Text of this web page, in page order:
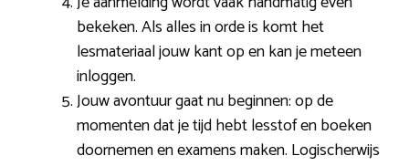
bekeken. Als alles in orde is komt het
lesmateriaal jouw kant op en kan je meteen
inloggen.
Jouw avontuur gaat nu beginnen: op de
momenten dat je tijd hebt lesstof en boeken
doornemen en examens maken. Logischerwijs